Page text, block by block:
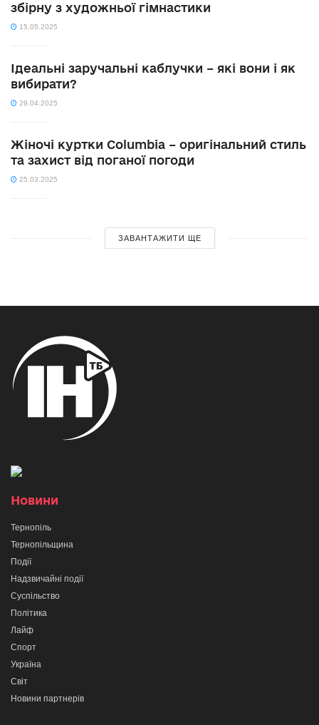
збірну з художньої гімнастики
15.05.2025
Ідеальні заручальні каблучки – які вони і як
вибирати?
29.04.2025
Жіночі куртки Columbia – оригінальний стиль
та захист від поганої погоди
25.03.2025
ЗАВАНТАЖИТИ ЩЕ
Новини
Тернопіль
Тернопільщина
Події
Надзвичайні події
Суспільство
Політика
Лайф
Спорт
Україна
Світ
Новини партнерів